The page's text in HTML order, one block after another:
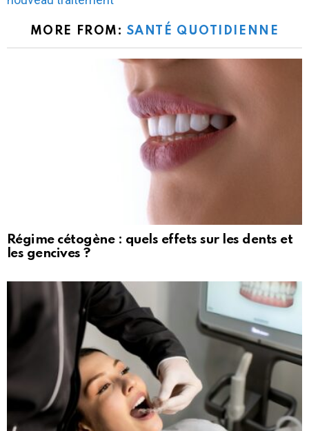
MORE FROM: SANTÉ QUOTIDIENNE
Régime cétogène : quels effets sur les dents et
les gencives ?